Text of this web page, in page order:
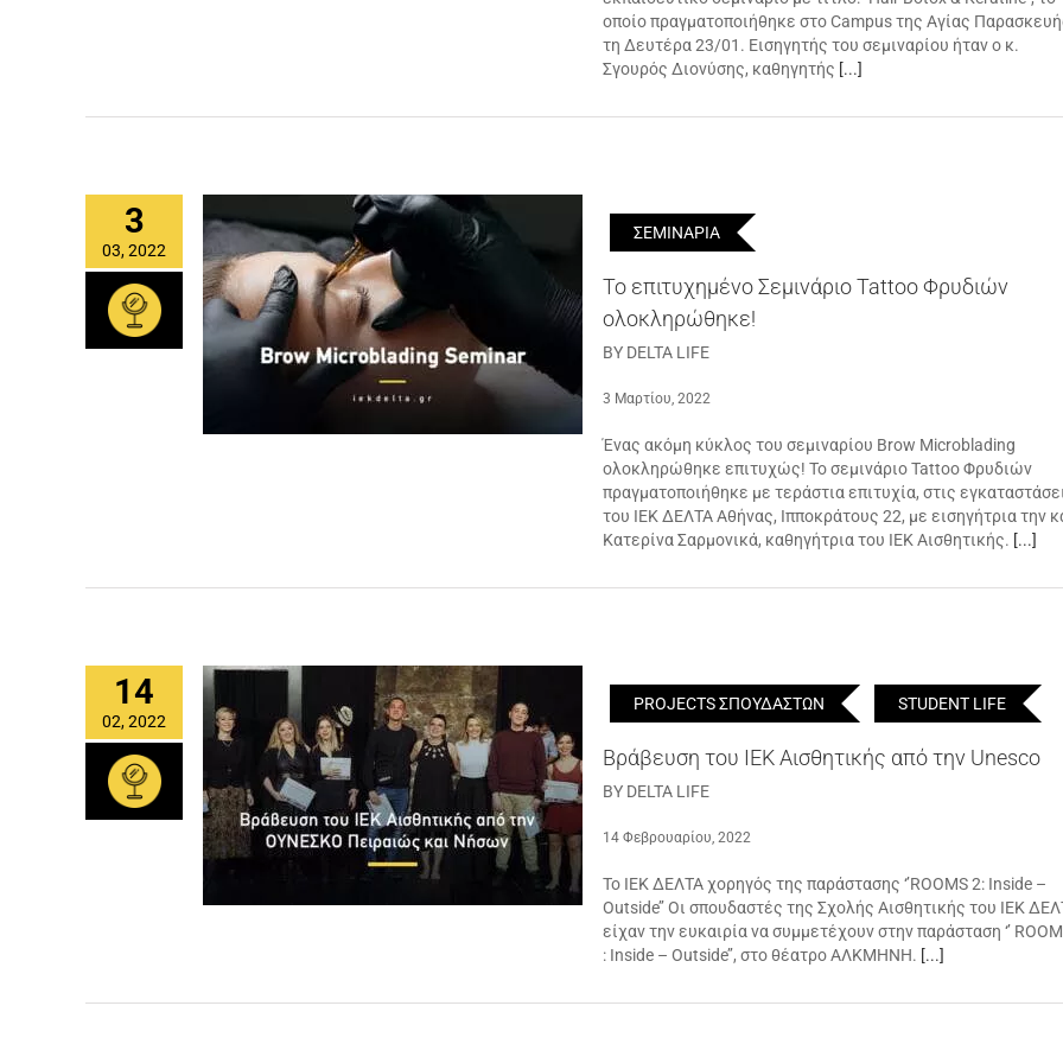
οποίο πραγματοποιήθηκε στο Campus της Αγίας
τη Δευτέρα 23/01. Εισηγητής του σεμιναρίου ήταν ο κ.
Σγουρός Διονύσης, καθηγητής [...]
3
03, 2022
ΣΕΜΙΝΑΡΙΑ
Το επιτυχημένο Σεμινάριο Tattoo Φρυδιών
ολοκληρώθηκε!
BY DELTA LIFE
3 Μαρτίου, 2022
Ένας ακόμη κύκλος του σεμιναρίου Brow Microblading
ολοκληρώθηκε επιτυχώς! Το σεμινάριο Tattoo Φρυδιών
πραγματοποιήθηκε με τεράστια επιτυχία, στις
του ΙΕΚ ΔΕΛΤΑ Αθήνας, Ιπποκράτους 22, με εισηγήτρια την
Κατερίνα Σαρμονικά, καθηγήτρια του ΙΕΚ Αισθητικής. [...]
14
02, 2022
PROJECTS ΣΠΟΥΔΑΣΤΩΝ STUDENT LIFE
Βράβευση του ΙΕΚ Αισθητικής από την Unesco
BY DELTA LIFE
14 Φεβρουαρίου, 2022
Το ΙΕΚ ΔΕΛΤΑ χορηγός της παράστασης ‘’ROOMS 2: Inside –
Outside’’ Οι σπουδαστές της Σχολής Αισθητικής του ΙΕΚ
είχαν την ευκαιρία να συμμετέχουν στην παράσταση ‘’
: Inside – Outside’’, στο θέατρο ΑΛΚΜΗΝΗ. [...]